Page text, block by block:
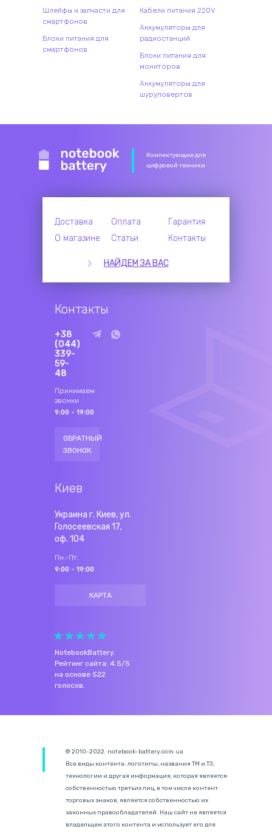
Шлейфы и запчасти для
смартфонов
Блоки питания для
смартфонов
Кабели питания 220V
Аккумуляторы для
радиостанций
Блоки питания для
мониторов
Аккумуляторы для
шуруповертов
Комлектующие для
цифровой техники
Доставка Оплата
Гарантия
О магазине
Статьи Контакты
НАЙДЕМ ЗА ВАС
Контакты
+38
(044)
339-
59-
48
Принимаем
звонки
9:00 - 19:00
ОБРАТНЫЙ
ЗВОНОК
Киев
Украина г. Киев, ул.
Голосеевская 17,
оф. 104
Пн.-Пт.
9:00 - 19:00
КАРТА
NotebookBattery.
Рейтинг сайта: 4.5/5
на основе 522
голосов.
© 2010-2022. notebook-battery.com.ua
Все виды контента: логотипы, названия ТМ и ТЗ,
технологии и другая информация, которая является
собственностью третьих лиц, в том числе контент
торговых знаков, является собственностью их
законных правообладателей. Наш сайт не является
владельцем этого контента и использует его для